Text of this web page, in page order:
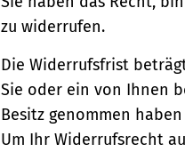
zu widerrufen.
Die Widerrufsfrist
Sie oder ein von Ihnen
Besitz genommen
Um Ihr Widerrufsrecht